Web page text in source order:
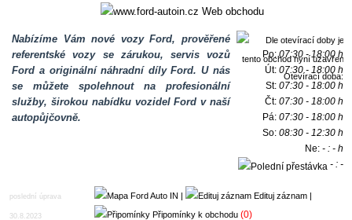
Web obchodu
Nabízíme Vám nové vozy Ford, prověřené
referentské vozy se zárukou, servis vozů
Ford a originální náhradní díly Ford. U nás
se můžete spolehnout na profesionální
služby, širokou nabídku vozidel Ford v naší
autopůjčovně.
Otevírací doba:
Po:07:30 - 18:00 h
Út:07:30 - 18:00 h
St:07:30 - 18:00 h
Čt:07:30 - 18:00 h
Pá:07:30 - 18:00 h
So:08:30 - 12:30 h
Ne:- : - h
- : -
poslední úprava
30.8.2023
Edituj záznam|
Připomínky k obchodu (0)